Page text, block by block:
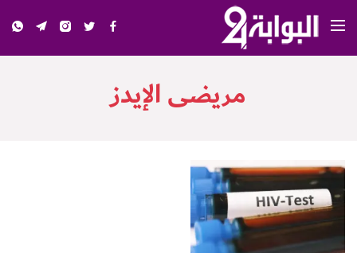
مريضى الإيدز